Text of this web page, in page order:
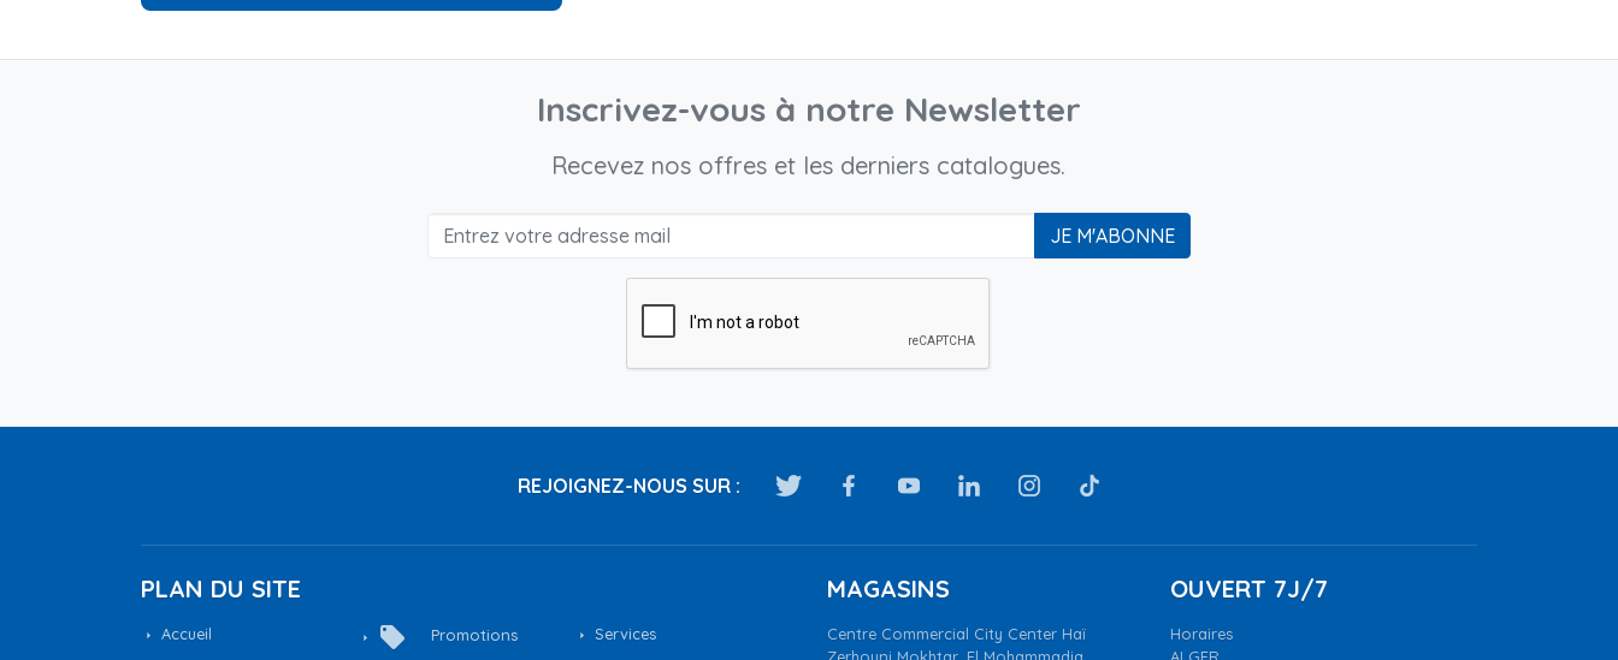
Inscrivez-vous à notre Newsletter
Recevez nos offres et les derniers catalogues.
JE M'ABONNE
REJOIGNEZ-NOUS SUR :
PLAN DU SITE
Accueil local_offer Promotions
Services
MAGASINS
Centre Commercial City Center Haï
OUVERT 7J/7
Horaires